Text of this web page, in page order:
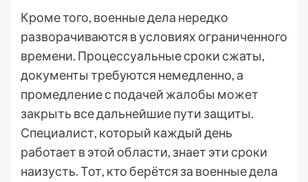
Кроме того, военные дела нередко
разворачиваются в условиях ограниченного
времени. Процессуальные сроки сжаты,
документы требуются немедленно, а
промедление с подачей жалобы может
закрыть все дальнейшие пути защиты.
Специалист, который каждый день
работает в этой области, знает эти сроки
наизусть. Тот, кто берётся за военные дела